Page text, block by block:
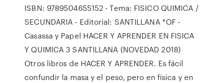
ISBN: 9789504655152 - Tema: FISICO QUIMICA /
SECUNDARIA - Editorial: SANTILLANA *OF -
Casassa y Papel HACER Y APRENDER EN FISICA
Y QUIMICA 3 SANTILLANA (NOVEDAD 2018)
Otros libros de HACER Y APRENDER. Es fácil
confundir la masa y el peso, pero en física y en